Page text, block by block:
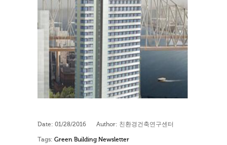
Date: 01/28/2016 Author: 친환경건축연구센터
Tags: Green Building Newsletter